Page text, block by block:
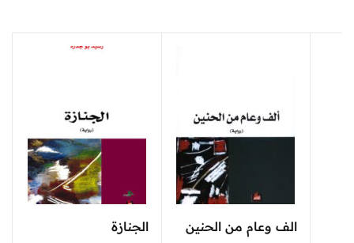
الف وعام من الحنين الجنازة